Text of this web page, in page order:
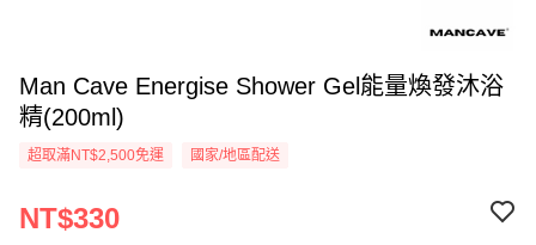
Man Cave Energise Shower Gel能量煥發沐浴
精(200ml)
超取滿NT$2,500免運 國家/地區配送
NT$330